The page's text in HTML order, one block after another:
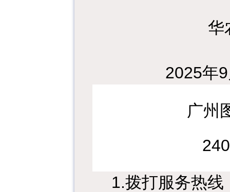
华
2025年9
广州
240
1.拨打服务热线